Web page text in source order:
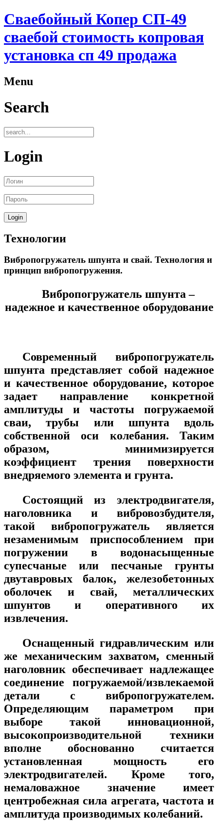
Сваебойный Копер СП-49
сваебой стоимость копровая
установка сп 49 продажа
Menu
Search
Login
Технологии
Вибропогружатель шпунта и свай. Технология и
принцип вибропогружения.
Вибропогружатель шпунта –
надежное и качественное оборудование
Современный вибропогружатель
шпунта представляет собой надежное
и качественное оборудование, которое
задает направление конкретной
амплитуды и частоты погружаемой
сваи, трубы или шпунта вдоль
собственной оси колебания. Таким
образом, минимизируется
коэффициент трения поверхности
внедряемого элемента и грунта.
Состоящий из электродвигателя,
наголовника и вибровозбудителя,
такой вибропогружатель является
незаменимым приспособлением при
погружении в водонасыщенные
супесчаные или песчаные грунты
двутавровых балок, железобетонных
оболочек и свай, металлических
шпунтов и оперативного их
извлечения.
Оснащенный гидравлическим или
же механическим захватом, сменный
наголовник обеспечивает надлежащее
соединение погружаемой/извлекаемой
детали с вибропогружателем.
Определяющим параметром при
выборе такой инновационной,
высокопроизводительной техники
вполне обоснованно считается
установленная мощность его
электродвигателей. Кроме того,
немаловажное значение имеет
центробежная сила агрегата, частота и
амплитуда производимых колебаний.